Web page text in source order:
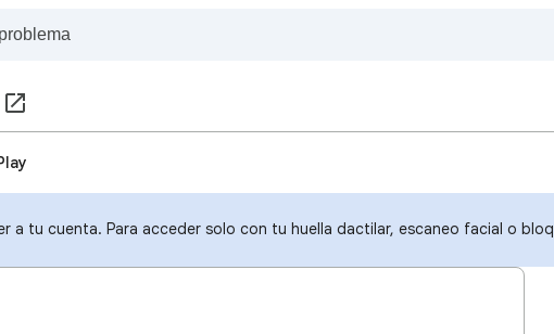
a tu cuenta. Para acceder solo con tu huella dactilar, escaneo facial o